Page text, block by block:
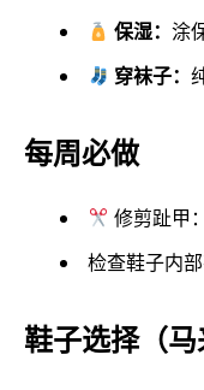
保湿：涂
穿袜子：
每周必做
修剪趾甲
检查鞋子内
鞋子选择（马